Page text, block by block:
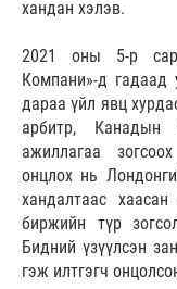
хандан хэлэв.
2021 оны 5-р
Компани»-д гадаад
дараа үйл явц
арбитр, Канадын
ажиллагаа
онцлох нь
хандалтаас
биржийн түр
Бидний үзүүлсэн
гэж илтгэгч